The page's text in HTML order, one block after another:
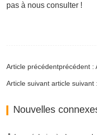
pas à nous consulter !
Nouvelles